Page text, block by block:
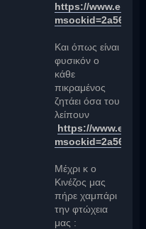
https://
Και όπως είναι
φυσικόν ο
κάθε
πικραμένος
ζητάει όσα του
λείπουν
https://
Μέχρι κ ο
Κινέζος μας
πήρε χαμπάρι
την φτώχεια
μας :